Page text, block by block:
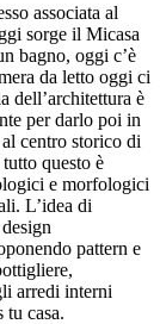
associata al
sorge il Micasa
bagno, oggi c’è
da letto oggi ci
dell’architettura è
per darlo poi in
centro storico di
questo è
e morfologici
L’idea di
pattern e
arredi interni
tu casa.